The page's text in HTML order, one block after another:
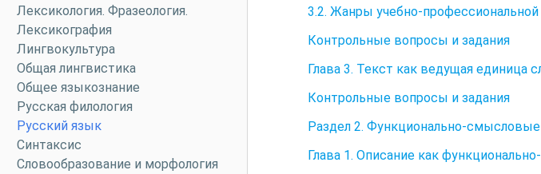
Лексикология. Фразеология.
Лексикография
Лингвокультура
Общая лингвистика
Общее языкознание
Русская филология
Русский язык
Синтаксис
Словообразование и морфология
3.2. Жанры учебно-
Контрольные вопросы и задания
Глава 3. Текст как ведущая единица
Контрольные вопросы и задания
Раздел 2. Функционально-
Глава 1. Описание как